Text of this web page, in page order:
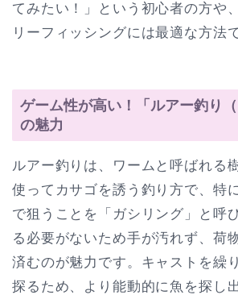
てみたい！」という初心者の方や
リーフィッシングには最適な方法
ゲーム性が高い！「ルアー釣り（
の魅力
ルアー釣りは、ワームと呼ばれる
使ってカサゴを誘う釣り方で、特
で狙うことを「ガシリング」と呼
る必要がないため手が汚れず、荷
済むのが魅力です。キャストを繰
探るため、より能動的に魚を探し